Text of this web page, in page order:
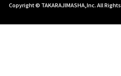
Copyright © TAKARAJIMASHA,Inc. All